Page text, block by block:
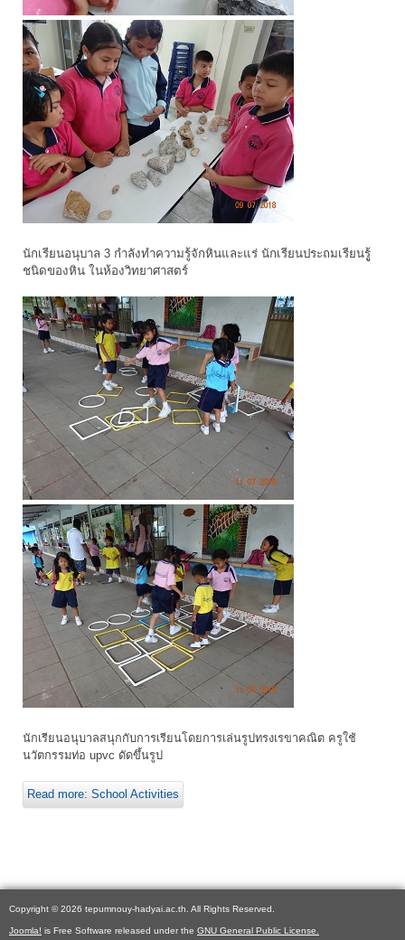
นักเรียนอนุบาล 3 กำลังทำความรู้จักหินและแร่ นักเรียนประถมเรียนรูู้
ชนิดของหิน ในห้องวิทยาศาสตร์
นักเรียนอนุบาลสนุกกับการเรียนโดยการเล่นรูปทรงเรขาคณิต ครูใช้
นวัตกรรมท่อ upvc ดัดขึ้นรูป
Read more: School Activities
Copyright © 2026 tepumnouy-hadyai.ac.th. All Rights Reserved.
Joomla! is Free Software released under the GNU General Public License.